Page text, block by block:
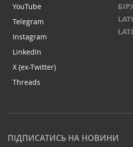
YouTube
Telegram
Instagram
LinkedIn
X (ex-Twitter)
Threads
ПІДПИСАТИСЬ НА НОВИНИ